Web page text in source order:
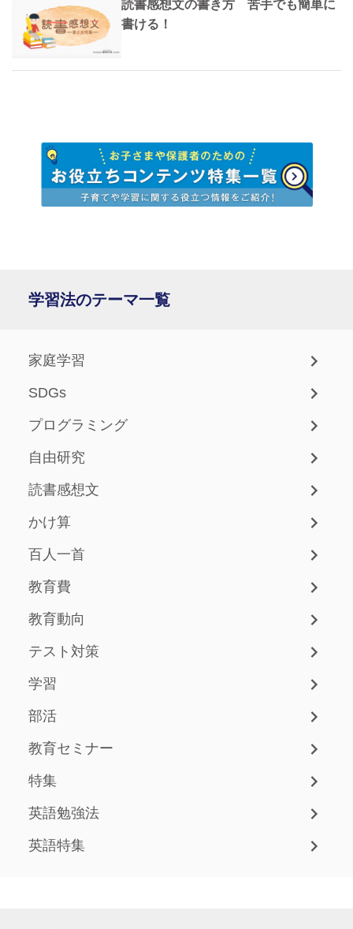
読書感想文の書き方 苦手でも簡単に
書ける！
学習法のテーマ一覧
家庭学習
SDGs
プログラミング
自由研究
読書感想文
かけ算
百人一首
教育費
教育動向
テスト対策
学習
部活
教育セミナー
特集
英語勉強法
英語特集